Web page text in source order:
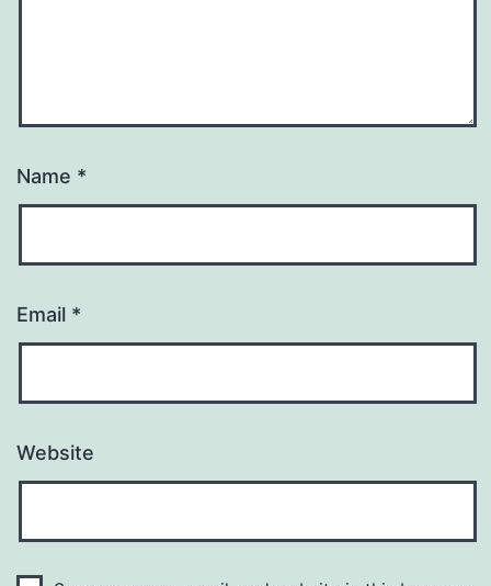
Name *
Email *
Website